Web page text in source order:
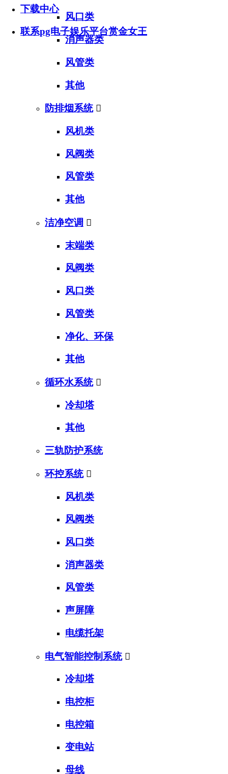
下载中心
联系pg电子娱乐平台赏金女王
风口类
消声器类
风管类
其他
防排烟系统 
风机类
风阀类
风管类
其他
洁净空调 
末端类
风阀类
风口类
风管类
净化、环保
其他
循环水系统 
冷却塔
其他
三轨防护系统
环控系统 
风机类
风阀类
风口类
消声器类
风管类
声屏障
电缆托架
电气智能控制系统 
冷却塔
电控柜
电控箱
变电站
母线